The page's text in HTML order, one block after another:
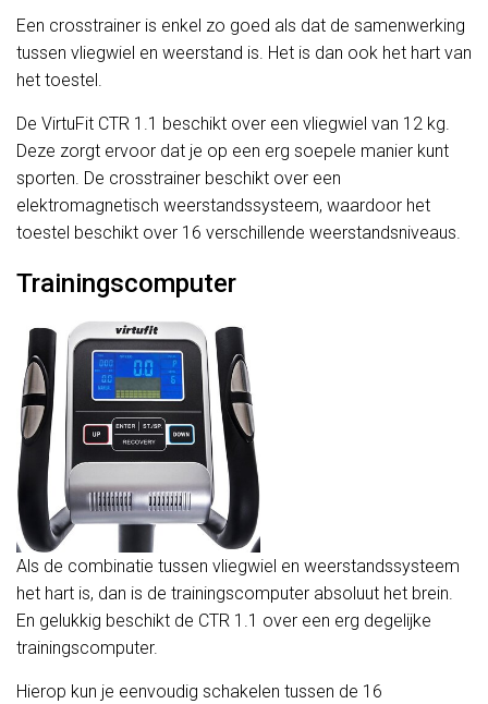
Een crosstrainer is enkel zo goed als dat de samenwerking
tussen vliegwiel en weerstand is. Het is dan ook het hart van
het toestel.
De VirtuFit CTR 1.1 beschikt over een vliegwiel van 12 kg.
Deze zorgt ervoor dat je op een erg soepele manier kunt
sporten. De crosstrainer beschikt over een
elektromagnetisch weerstandssysteem, waardoor het
toestel beschikt over 16 verschillende weerstandsniveaus.
Trainingscomputer
Als de combinatie tussen vliegwiel en weerstandssysteem
het hart is, dan is de trainingscomputer absoluut het brein.
En gelukkig beschikt de CTR 1.1 over een erg degelijke
trainingscomputer.
Hierop kun je eenvoudig schakelen tussen de 16